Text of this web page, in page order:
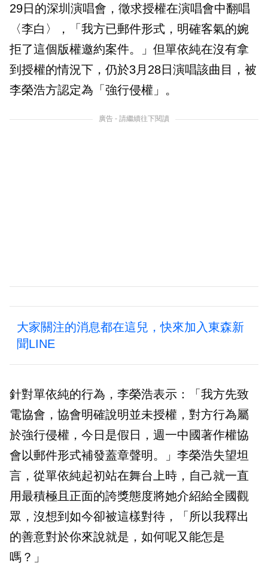
29日的深圳演唱會，徵求授權在演唱會中翻唱
〈李白〉，「我方已郵件形式，明確客氣的婉
拒了這個版權邀約案件。」但單依純在沒有拿
到授權的情況下，仍於3月28日演唱該曲目，被
李榮浩方認定為「強行侵權」。
廣告 - 請繼續往下閱讀
大家關注的消息都在這兒，快來加入東森新
聞LINE
針對單依純的行為，李榮浩表示：「我方先致
電協會，協會明確說明並未授權，對方行為屬
於強行侵權，今日是假日，週一中國著作權協
會以郵件形式補發蓋章聲明。」李榮浩失望坦
言，從單依純起初站在舞台上時，自己就一直
用最積極且正面的誇獎態度將她介紹給全國觀
眾，沒想到如今卻被這樣對待，「所以我釋出
的善意對於你來說就是，如何呢又能怎是
嗎？」